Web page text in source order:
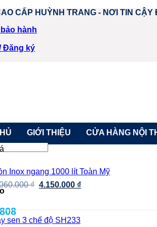
CẤP HUỲNH TRANG - NƠI TIN CẬY
hành
Đăng ký
GIỚI THIỆU CỬA HÀNG NỘI
Inox ngang 1000 lít Toàn Mỹ
₫ Giá
5.060.000 ₫.
4.150.000 ₫Giá
sen 3 chế độ SH233